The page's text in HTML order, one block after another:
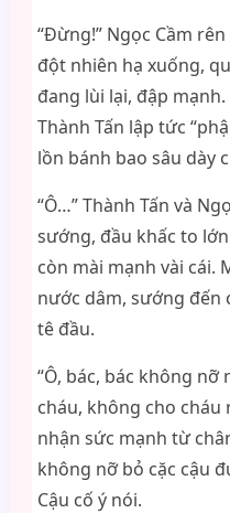
“Đừng!” Ngọc Cầm
đột nhiên hạ xuống,
đang lùi lại, đập
Thành Tấn lập tức
lồn bánh bao sâu dày
“Ô…” Thành Tấn và
sướng, đầu khấc to
còn mài mạnh vài cái.
nước dâm, sướng đến
tê đầu.
“Ô, bác, bác không nỡ
cháu, không cho cháu
nhận sức mạnh từ
không nỡ bỏ cặc cậu
Cậu cố ý nói.